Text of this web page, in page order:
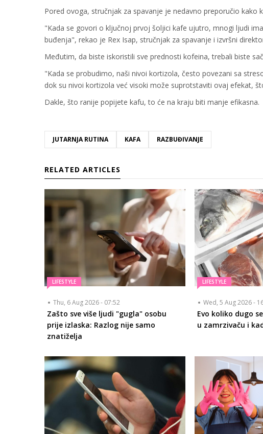
Pored ovoga, stručnjak za spavanje je nedavno preporučio
"Kada se govori o ključnoj prvoj šoljici kafe ujutro, mnogi ljudi
buđenja", rekao je Rex Isap, stručnjak za spavanje i izvršni
Međutim, da biste iskoristili sve prednosti kofeina, trebali biste
"Kada se probudimo, naši nivoi kortizola, često povezani sa
dok su nivoi kortizola već visoki može suprotstaviti ovaj efekat,
Dakle, što ranije popijete kafu, to će na kraju biti manje efikasna.
JUTARNJA RUTINA KAFA RAZBUĐIVANJE
RELATED ARTICLES
LIFESTYLE
Thu, 6 Aug 2026 - 07:52
Zašto sve više ljudi "gugla" osobu
prije izlaska: Razlog nije samo
znatiželja
LIFESTYLE
Wed, 5 Aug 2026 -
Evo koliko dugo
u zamrzivaču i